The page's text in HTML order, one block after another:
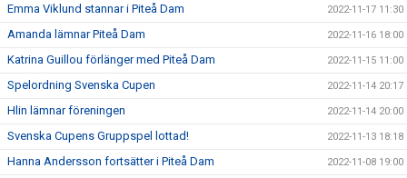
Emma Viklund stannar i Piteå Dam 2022-11-17 11:30
Amanda lämnar Piteå Dam 2022-11-16 18:00
Katrina Guillou förlänger med Piteå Dam 2022-11-15 11:00
Spelordning Svenska Cupen 2022-11-14 20:17
Hlin lämnar föreningen 2022-11-14 20:00
Svenska Cupens Gruppspel lottad! 2022-11-13 18:18
Hanna Andersson fortsätter i Piteå Dam 2022-11-08 19:00